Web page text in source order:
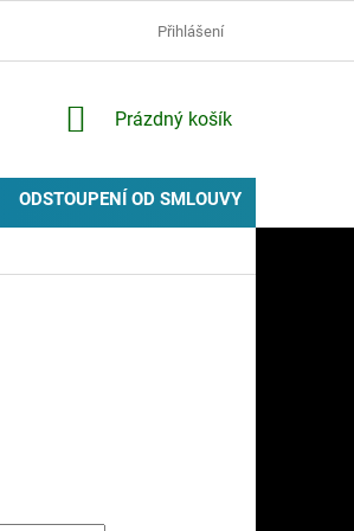
ZÁSADY POUŽÍVÁNÍ COOKIES
Přihlášení
NÁKUPNÍ
Prázdný košík
ODSTOUPENÍ OD SMLOUVY